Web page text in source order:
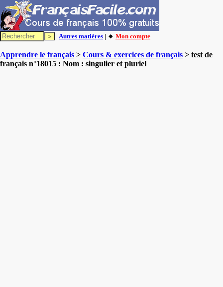
Autres matières | 🔸 Mon compte
Apprendre le français > Cours & exercices de français > test de
français n°18015 : Nom : singulier et pluriel